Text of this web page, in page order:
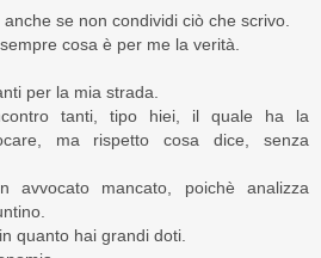
se non condividi ciò che scrivo.
cosa è per me la verità.
per la mia strada.
tanti, tipo hiei, il quale ha la
ma rispetto cosa dice, senza
avvocato mancato, poichè analizza
quanto hai grandi doti.